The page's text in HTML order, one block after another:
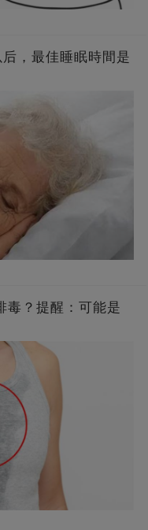
，最佳睡眠時間是
毒？提醒：可能是